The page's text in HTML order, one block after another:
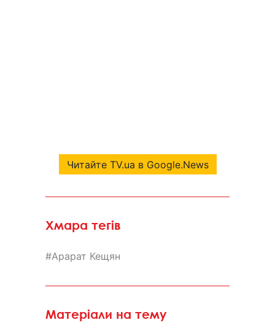
Читайте TV.ua в Google.News
Хмара тегів
Арарат Кещян
Матеріали на тему